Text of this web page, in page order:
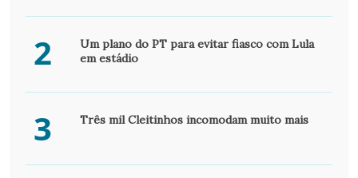
2
Um plano do PT para evitar fiasco com Lula
em estádio
3 Três mil Cleitinhos incomodam muito mais